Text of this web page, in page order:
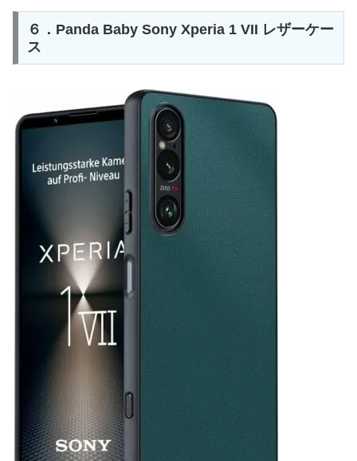
６．Panda Baby Sony Xperia 1 VII レザーケー
ス